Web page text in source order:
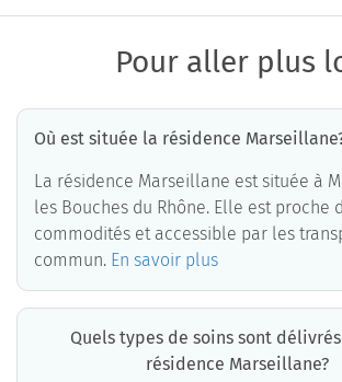
Pour aller plus
Où est située la résidence
La résidence Marseillane est située à
les Bouches du Rhône. Elle est proche
commodités et accessible par les
commun. En savoir plus
Quels types de soins sont
résidence Marseillane?